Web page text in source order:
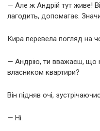
— Але ж Андрій тут живе!
лагодить, допомагає.
Кира перевела погляд на
— Андрію, ти вважаєш, що
власником квартири?
Він підняв очі,
— Ні.